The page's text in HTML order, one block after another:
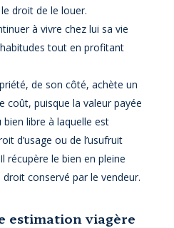
droit de le louer.
à vivre chez lui sa vie
tout en profitant
de son côté, achète un
coût, puisque la valeur payée
libre à laquelle est
d’usage ou de l’usufruit
récupère le bien en pleine
conservé par le vendeur.
estimation viagère